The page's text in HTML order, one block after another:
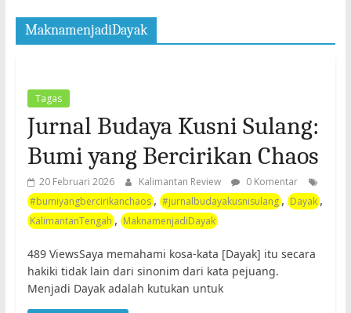
MaknamenjadiDayak
Tagas
Jurnal Budaya Kusni Sulang:
Bumi yang Bercirikan Chaos
20 Februari 2026 Kalimantan Review
0 Komentar
#bumiyangbercirikanchaos, #jurnalbudayakusnisulang, Dayak,
KalimantanTengah , MaknamenjadiDayak
489 ViewsSaya memahami kosa-kata [Dayak] itu secara
hakiki tidak lain dari sinonim dari kata pejuang.
Menjadi Dayak adalah kutukan untuk